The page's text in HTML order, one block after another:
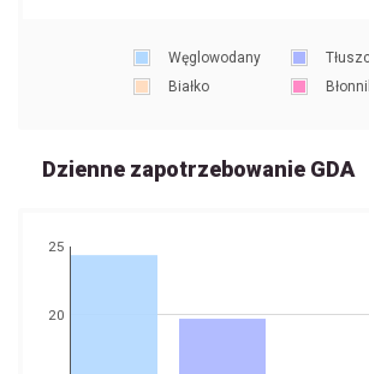
Węglowodany
Białko
Dzienne zapotrzebowanie GDA
20
25